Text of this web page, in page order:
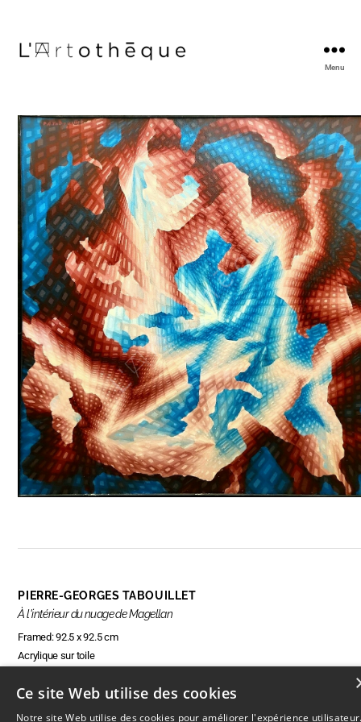
Menu
PIERRE-GEORGES TABOUILLET
À l'intérieur du nuage de Magellan
Framed: 92.5 x 92.5 cm
Acrylique sur toile
Ce site Web utilise des cookies
Notre site Web utilise des cookies pour améliorer l'expérience